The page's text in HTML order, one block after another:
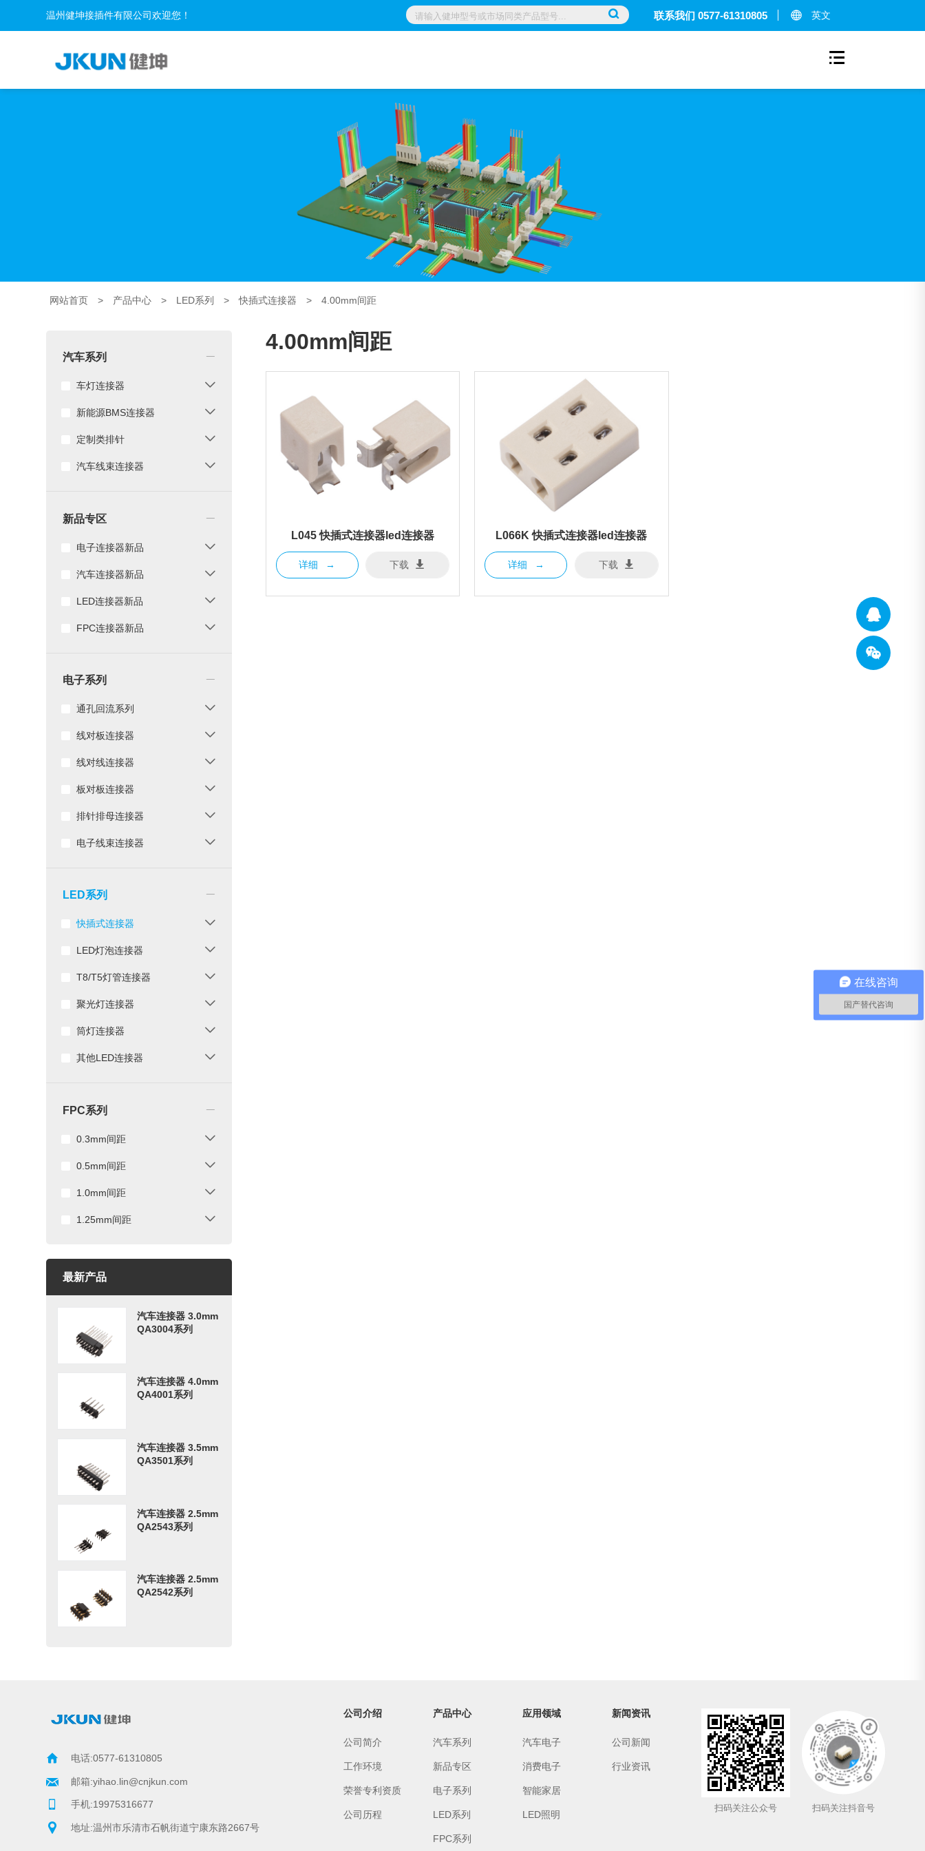
温州健坤接插件有限公司欢迎您！ 英文
联系我们 0577-61310805
网站首页 > 产品中心 > LED系列 > 快插式连接器 > 4.00mm间距
汽车系列
车灯连接器
新能源BMS连接器
定制类排针
汽车线束连接器
新品专区
电子连接器新品
汽车连接器新品
LED连接器新品
FPC连接器新品
电子系列
通孔回流系列
线对板连接器
线对线连接器
板对板连接器
排针排母连接器
电子线束连接器
LED系列
快插式连接器
LED灯泡连接器
T8/T5灯管连接器
聚光灯连接器
筒灯连接器
其他LED连接器
FPC系列
0.3mm间距
0.5mm间距
1.0mm间距
1.25mm间距
最新产品
汽车连接器 3.0mm
QA3004系列
汽车连接器 4.0mm
QA4001系列
汽车连接器 3.5mm
QA3501系列
汽车连接器 2.5mm
QA2543系列
汽车连接器 2.5mm
QA2542系列
4.00mm间距
L045 快插式连接器led连接器
详细 → 下载
L066K 快插式连接器led连接器
详细 → 下载
电话:0577-61310805
邮箱:yihao.lin@cnjkun.com
手机:19975316677
地址:温州市乐清市石帆街道宁康东路2667号
公司介绍
公司简介
工作环境
荣誉专利资质
公司历程
产品中心
汽车系列
新品专区
电子系列
LED系列
FPC系列
应用领域
汽车电子
消费电子
智能家居
LED照明
新闻资讯
公司新闻
行业资讯
扫码关注公众号 扫码关注抖音号
在线咨询
国产替代咨询